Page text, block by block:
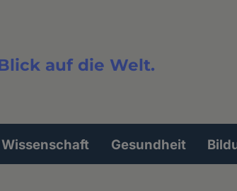
auf die Welt.
Wissenschaft Gesundheit